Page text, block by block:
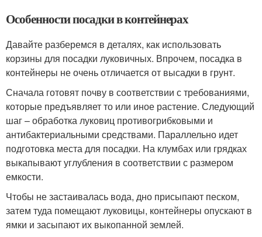
Особенности посадки в контейнерах
Давайте разберемся в деталях, как использовать
корзины для посадки луковичных. Впрочем, посадка в
контейнеры не очень отличается от высадки в грунт.
Сначала готовят почву в соответствии с требованиями,
которые предъявляет то или иное растение. Следующий
шаг – обработка луковиц противогрибковыми и
антибактериальными средствами. Параллельно идет
подготовка места для посадки. На клумбах или грядках
выкапывают углубления в соответствии с размером
емкости.
Чтобы не застаивалась вода, дно присыпают песком,
затем туда помещают луковицы, контейнеры опускают в
ямки и засыпают их выкопанной землей.